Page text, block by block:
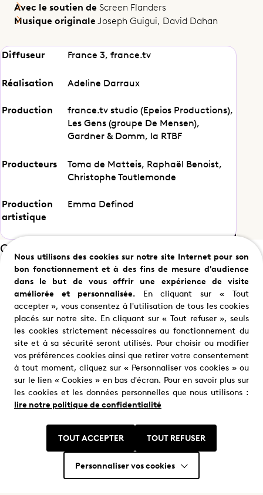
Avec le soutien de Screen Flanders
Musique originaleJoseph Guigui, David Dahan
Diffuseur France 3, france.tv
Réalisation Adeline Darraux
Production
france.tv studio (Epeios Productions),
Les Gens (groupe De Mensen),
Gardner & Domm, la RTBF
Producteurs
Toma de Matteis, Raphaël Benoist,
Christophe Toutlemonde
Production
artistique
Emma Definod
Casting
Alexia Barlier
Sophie Cross
Thomas Jouannet
Thomas Leclercq
Nous trouver
Où nous trouver ?
Nous utilisons des cookies sur notre site Internet pour son
bon fonctionnement et à des fins de mesure d'audience
dans le but de vous offrir une expérience de visite
améliorée et personnalisée.En cliquant sur « Tout
accepter », vous consentez à l'utilisation de tous les cookies
placés sur notre site. En cliquant sur « Tout refuser », seuls
les cookies strictement nécessaires au fonctionnement du
site et à sa sécurité seront utilisés. Pour choisir ou modifier
vos préférences cookies ainsi que retirer votre consentement
à tout moment, cliquez sur « Personnaliser vos cookies » ou
sur le lien « Cookies » en bas d'écran. Pour en savoir plus sur
les cookies et les données personnelles que nous utilisons :
lire notre politique de confidentialité
TOUT ACCEPTER TOUT REFUSER
Personnaliser vos cookies